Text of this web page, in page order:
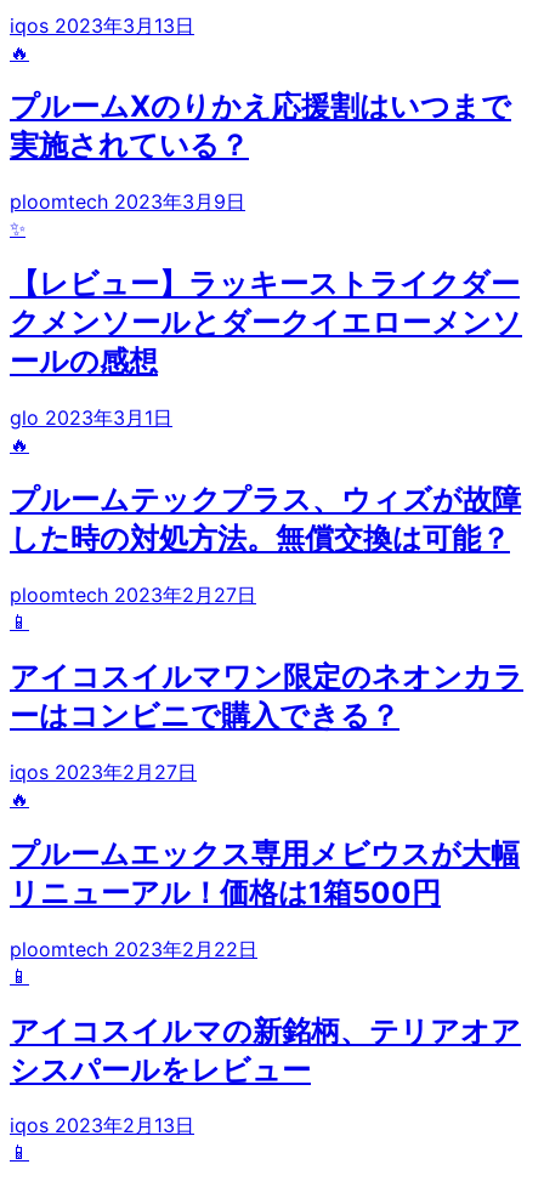
iqos 2023年3月13日
🔥
プルームXのりかえ応援割はいつまで
実施されている？
ploomtech 2023年3月9日
✨
【レビュー】ラッキーストライクダー
クメンソールとダークイエローメンソ
ールの感想
glo 2023年3月1日
🔥
プルームテックプラス、ウィズが故障
した時の対処方法。無償交換は可能？
ploomtech 2023年2月27日
📱
アイコスイルマワン限定のネオンカラ
ーはコンビニで購入できる？
iqos 2023年2月27日
🔥
プルームエックス専用メビウスが大幅
リニューアル！価格は1箱500円
ploomtech 2023年2月22日
📱
アイコスイルマの新銘柄、テリアオア
シスパールをレビュー
iqos 2023年2月13日
📱